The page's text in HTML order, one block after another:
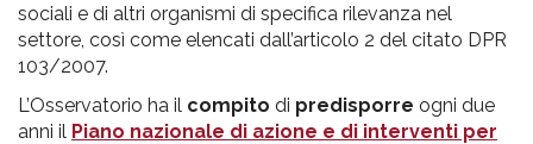
sociali e di altri organismi di specifica rilevanza nel
settore, così come elencati dall’articolo 2 del citato DPR
103/2007.
L’Osservatorio ha il compito di predisporre ogni due
anni il Piano nazionale di azione e di interventi per